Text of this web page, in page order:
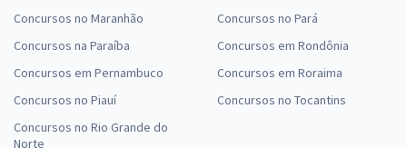
Concursos no Maranhão
Concursos na Paraíba
Concursos em Pernambuco
Concursos no Piauí
Concursos no Rio Grande do
Norte
Concursos no Pará
Concursos em Rondônia
Concursos em Roraima
Concursos no Tocantins